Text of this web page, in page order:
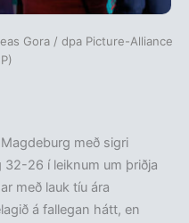
Gora / dpa Picture-Alliance
með sigri
26 í leiknum um þriðja
með lauk tíu ára
á fallegan hátt, en